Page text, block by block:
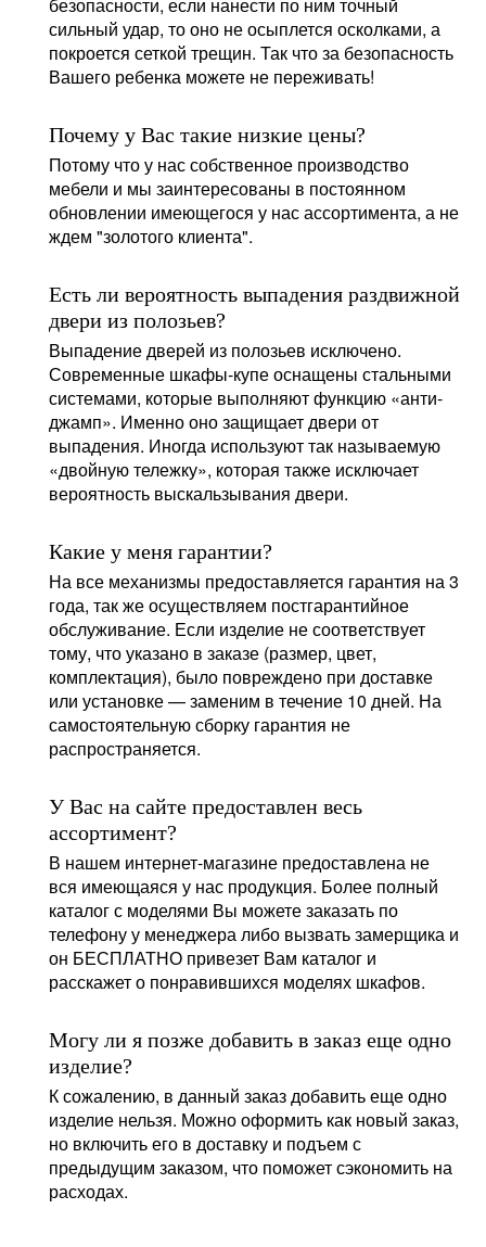
сильный удар, то оно не осыплется осколками, а
покроется сеткой трещин. Так что за безопасность
Вашего ребенка можете не переживать!
Почему у Вас такие низкие цены?
Потому что у нас собственное производство
мебели и мы заинтересованы в постоянном
обновлении имеющегося у нас ассортимента, а не
ждем "золотого клиента".
Есть ли вероятность выпадения раздвижной
двери из полозьев?
Выпадение дверей из полозьев исключено.
Современные шкафы-купе оснащены стальными
системами, которые выполняют функцию «анти-
джамп». Именно оно защищает двери от
выпадения. Иногда используют так называемую
«двойную тележку», которая также исключает
вероятность выскальзывания двери.
Какие у меня гарантии?
На все механизмы предоставляется гарантия на 3
года, так же осуществляем постгарантийное
обслуживание. Если изделие не соответствует
тому, что указано в заказе (размер, цвет,
комплектация), было повреждено при доставке
или установке — заменим в течение 10 дней. На
самостоятельную сборку гарантия не
распространяется.
У Вас на сайте предоставлен весь
ассортимент?
В нашем интернет-магазине предоставлена не
вся имеющаяся у нас продукция. Более полный
каталог с моделями Вы можете заказать по
телефону у менеджера либо вызвать замерщика и
он БЕСПЛАТНО привезет Вам каталог и
расскажет о понравившихся моделях шкафов.
Могу ли я позже добавить в заказ еще одно
изделие?
К сожалению, в данный заказ добавить еще одно
изделие нельзя. Можно оформить как новый заказ,
но включить его в доставку и подъем с
предыдущим заказом, что поможет сэкономить на
расходах.